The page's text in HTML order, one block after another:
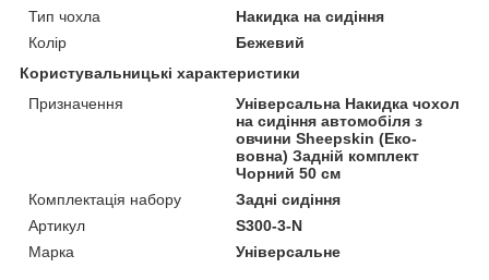
Тип чохла
Накидка на сидіння
Колір
Бежевий
Користувальницькі характеристики
Призначення
Універсальна Накидка чохол
на сидіння автомобіля з
овчини Sheepskin (Еко-
вовна) Задній комплект
Чорний 50 см
Комплектація набору
Задні сидіння
Артикул
S300-3-N
Марка
Універсальне